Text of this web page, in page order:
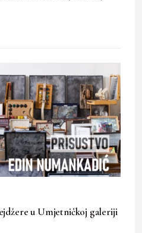
u Umjetničkoj galeriji